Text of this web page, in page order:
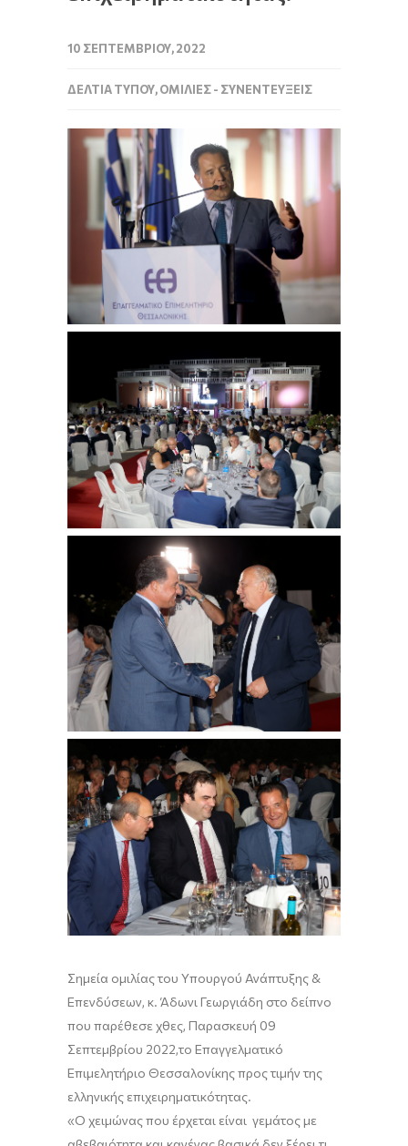
10 ΣΕΠΤΕΜΒΡΊΟΥ, 2022
ΔΕΛΤΊΑ ΤΎΠΟΥ,ΟΜΙΛΊΕΣ - ΣΥΝΕΝΤΕΎΞΕΙΣ
Σημεία ομιλίαςτου Υπουργού Ανάπτυξης &
Επενδύσεων, κ. Άδωνι Γεωργιάδη στο δείπνο
που παρέθεσε χθες, Παρασκευή 09
Σεπτεμβρίου 2022,το Επαγγελματικό
Επιμελητήριο Θεσσαλονίκης προς τιμήν της
ελληνικής επιχειρηματικότητας.
«Ο χειμώνας που έρχεται είναι γεμάτος με